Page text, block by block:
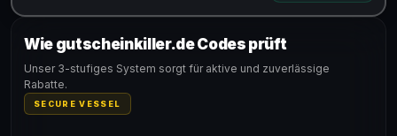
Gültig für teilnehmende Produkte
Wie gutscheinkiller.de Codes prüft
Unser 3-stufiges System sorgt für aktive und zuverlässige
Rabatte.
SECURE VESSEL